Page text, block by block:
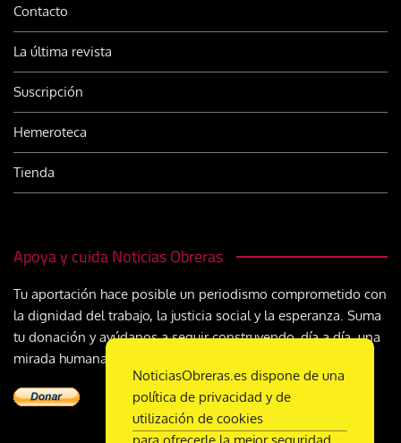
Contacto
La última revista
Suscripción
Hemeroteca
Tienda
Apoya y cuida Noticias Obreras
Tu aportación hace posible un periodismo comprometido con
la dignidad del trabajo, la justicia social y la esperanza. Suma
tu donación y ayúdanos a seguir construyendo, día a día, una
mirada humana y cristiana sobre el mundo del trabajo
NoticiasObreras.es dispone de una
política de privacidad y de
utilización de cookies